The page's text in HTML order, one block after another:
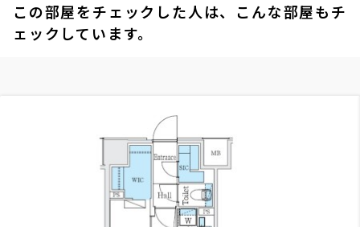
この部屋をチェックした人は、こんな部屋もチ
ェックしています。